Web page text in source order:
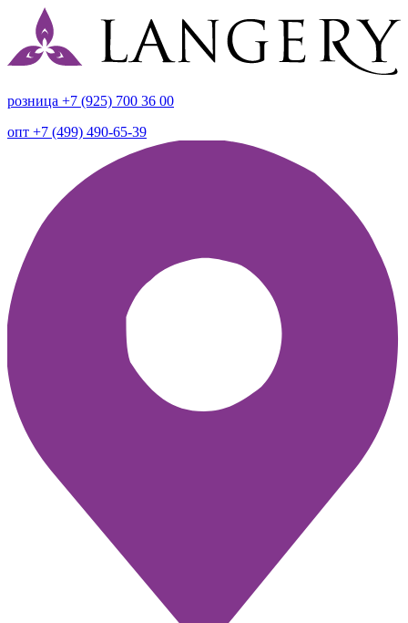
розница +7 (925) 700 36 00
опт +7 (499) 490-65-39